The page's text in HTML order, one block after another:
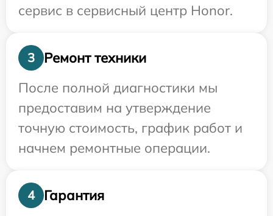
сервис в сервисный центр Honor.
3
Ремонт техники
После полной диагностики мы
предоставим на утверждение
точную стоимость, график работ и
начнем ремонтные операции.
4
Гарантия